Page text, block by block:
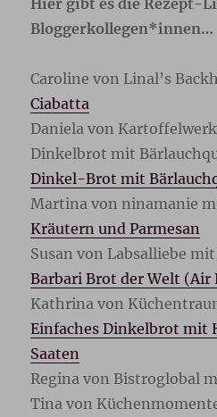
Bloggerkollegen*innen…
Caroline von Linal’s
Ciabatta
Daniela von
Dinkelbrot mit
Dinkel-Brot mit
Martina von ninamanie
Kräutern und Parmesan
Susan von Labsalliebe
Barbari Brot der Welt (Air
Kathrina von
Einfaches Dinkelbrot mit
Saaten
Regina von Bistroglobal
Tina von